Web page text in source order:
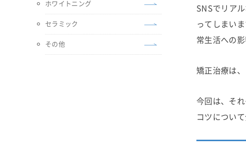
SNSでリア
ってしまい
常生活への
矯正治療は
今回は、そ
コツについ
ホワイトニング
セラミック
その他